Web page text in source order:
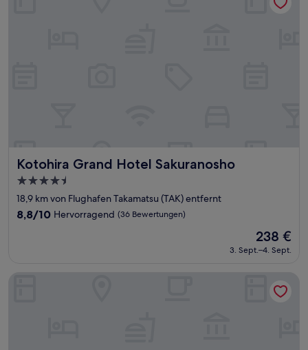
Kotohira Grand Hotel Sakuranosho
Kotohira Grand Hotel Sakuranosho
4.5-
Sterne-
Unterkunft
18,9 km von Flughafen Takamatsu (TAK) entfernt
8.8
Bewertungen)
8,8/10 Hervorragend (36 Bewertungen)
Der
Preis
beträgt
238 €
3. Sept.–4. Sept.